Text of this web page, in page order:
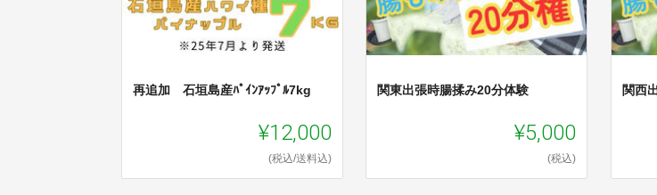
再追加 石垣島産ﾊﾟｲﾝｱｯﾌﾟﾙ7kg
¥12,000
(税込/送料込)
関東出張時腸揉み20分体験
¥5,000
(税込)
関西